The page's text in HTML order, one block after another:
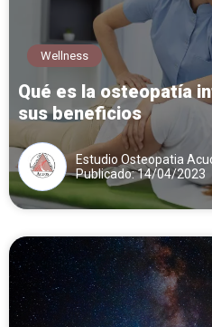
Wellness
Qué es la osteopatía
sus beneficios
Estudio Osteopatia
Publicado: 14/04/2023